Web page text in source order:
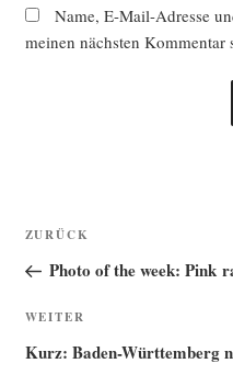
Name, E-Mail-Adresse
meinen nächsten Kommentar
Beitragsnavigation
Vorheriger
Beitrag
ZURÜCK
Photo of the week: Pink
Nächster
Beitrag
WEITER
Kurz: Baden-Württemberg